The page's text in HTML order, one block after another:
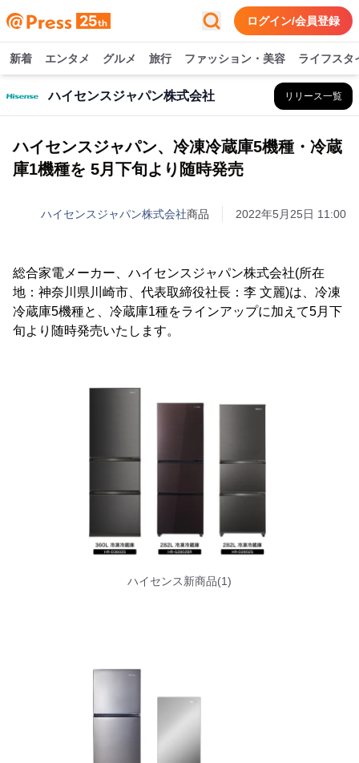
ログイン/会員登録
新着 エンタメ グルメ 旅行 ファッション・美容 ライフスタ
ハイセンスジャパン株式会社 リリース一覧
ハイセンスジャパン、冷凍冷蔵庫5機種・冷蔵
庫1機種を 5月下旬より随時発売
ハイセンスジャパン株式会社商品 2022年5月25日 11:00
総合家電メーカー、ハイセンスジャパン株式会社(所在
地：神奈川県川崎市、代表取締役社長：李 文麗)は、冷凍
冷蔵庫5機種と、冷蔵庫1種をラインアップに加えて5月下
旬より随時発売いたします。
ハイセンス新商品(1)